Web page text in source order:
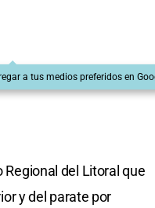
a tus medios preferidos en
Regional del Litoral que
y del parate por